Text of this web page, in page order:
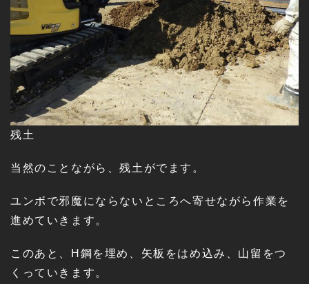
残土
当然のことながら、残土がでます。
ユンボで邪魔にならないところへ寄せながら作業を
進めていきます。
このあと、H鋼を埋め、矢板をはめ込み、山留をつ
くっていきます。